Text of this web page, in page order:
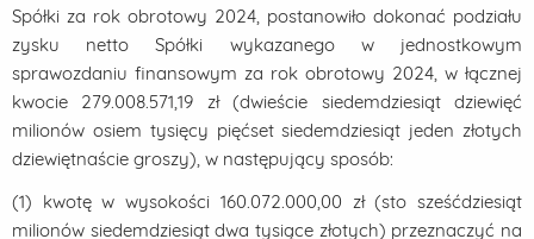
Spółki za rok obrotowy 2024, postanowiło dokonać podziału
zysku netto Spółki wykazanego w jednostkowym
sprawozdaniu finansowym za rok obrotowy 2024, w łącznej
kwocie 279.008.571,19 zł (dwieście siedemdziesiąt dziewięć
milionów osiem tysięcy pięćset siedemdziesiąt jeden złotych
dziewiętnaście groszy), w następujący sposób:
(1) kwotę w wysokości 160.072.000,00 zł (sto sześćdziesiąt
milionów siedemdziesiąt dwa tysiące złotych) przeznaczyć na